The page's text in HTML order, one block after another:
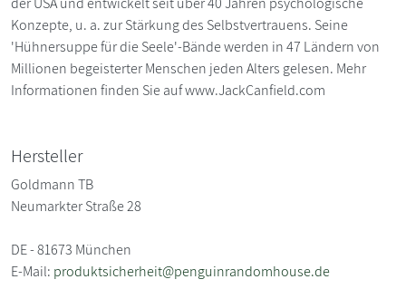
Konzepte, u. a. zur Stärkung des Selbstvertrauens. Seine
'Hühnersuppe für die Seele'-Bände werden in 47 Ländern von
Millionen begeisterter Menschen jeden Alters gelesen. Mehr
Informationen finden Sie auf www.JackCanfield.com
Hersteller
Goldmann TB
Neumarkter Straße 28
DE - 81673 München
E-Mail: produktsicherheit@penguinrandomhouse.de